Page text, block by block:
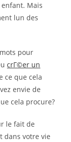
Mais
lun des
pour
crГ©er un
ce que cela
envie de
cela procure?
le fait de
dans votre vie